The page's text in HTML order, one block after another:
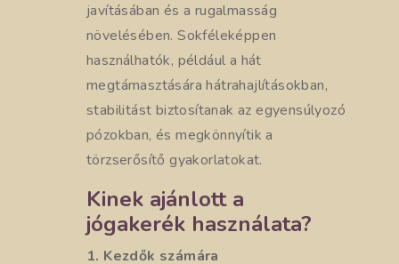
javításában és a rugalmasság
növelésében. Sokféleképpen
használhatók, például a hát
megtámasztására hátrahajlításokban,
stabilitást biztosítanak az egyensúlyozó
pózokban, és megkönnyítik a
törzserősítő gyakorlatokat.
Kinek ajánlott a
jógakerék használata?
1. Kezdők számára